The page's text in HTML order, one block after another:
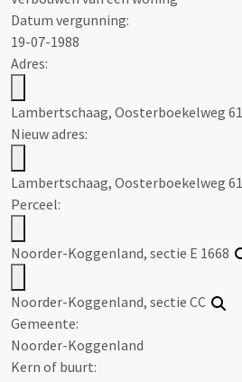
Datum vergunning:
19-07-1988
Adres:
Lambertschaag, Oosterboekelweg 61
Nieuw adres:
Lambertschaag, Oosterboekelweg 61
Perceel:
Noorder-Koggenland, sectie E 1668
Noorder-Koggenland, sectie CC
Gemeente:
Noorder-Koggenland
Kern of buurt: